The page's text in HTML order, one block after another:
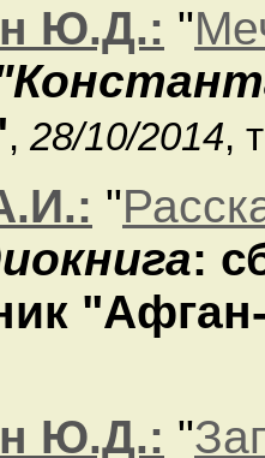
Ю.Д.: "
, 28/10/2014,
"
:
Ю.Д.: "